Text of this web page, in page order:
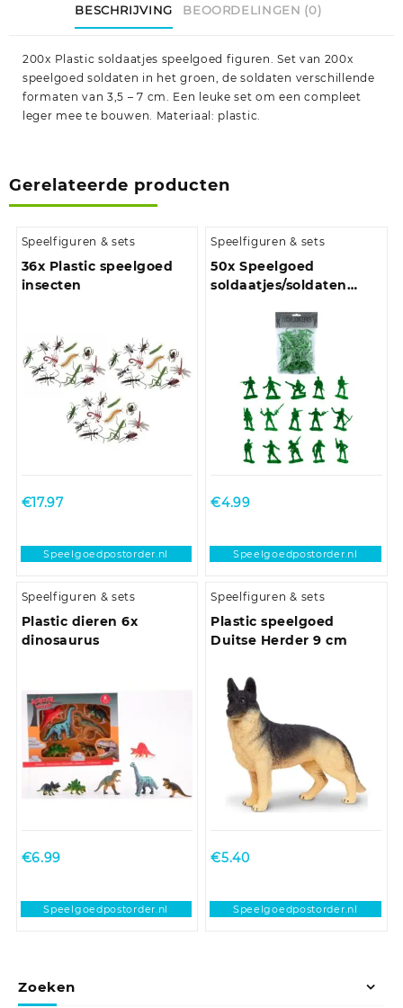
BESCHRIJVING BEOORDELINGEN (0)
200x Plastic soldaatjes speelgoed figuren. Set van 200x
speelgoed soldaten in het groen, de soldaten verschillende
formaten van 3,5 – 7 cm. Een leuke set om een compleet
leger mee te bouwen. Materiaal: plastic.
Gerelateerde producten
Speelfiguren & sets
36x Plastic speelgoed
insecten
€17.97
Speelgoedpostorder.nl
Speelfiguren & sets
50x Speelgoed
soldaatjes/soldaten
€4.99
Speelgoedpostorder.nl
Speelfiguren & sets
Plastic dieren 6x
dinosaurus
€6.99
Speelgoedpostorder.nl
Speelfiguren & sets
Plastic speelgoed
Duitse Herder 9 cm
€5.40
Speelgoedpostorder.nl
Zoeken